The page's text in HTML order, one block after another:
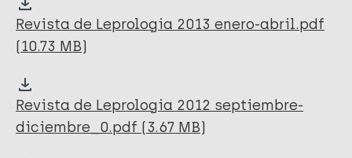
Revista de Leprologia 2013 enero-abril.pdf
(10.73 MB)
Revista de Leprologia 2012 septiembre-
diciembre_0.pdf (3.67 MB)